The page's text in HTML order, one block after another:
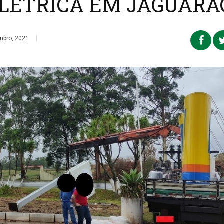
2021 |